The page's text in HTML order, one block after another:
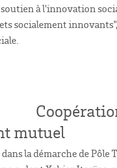
à l'innovation
socialement
mutuel
dans la démarche de